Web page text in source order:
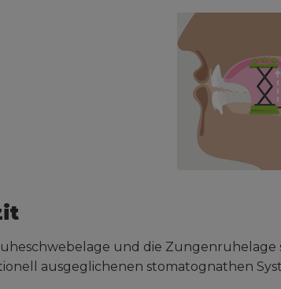
und die Zungenruhelage
ausgeglichenen stomatognathen